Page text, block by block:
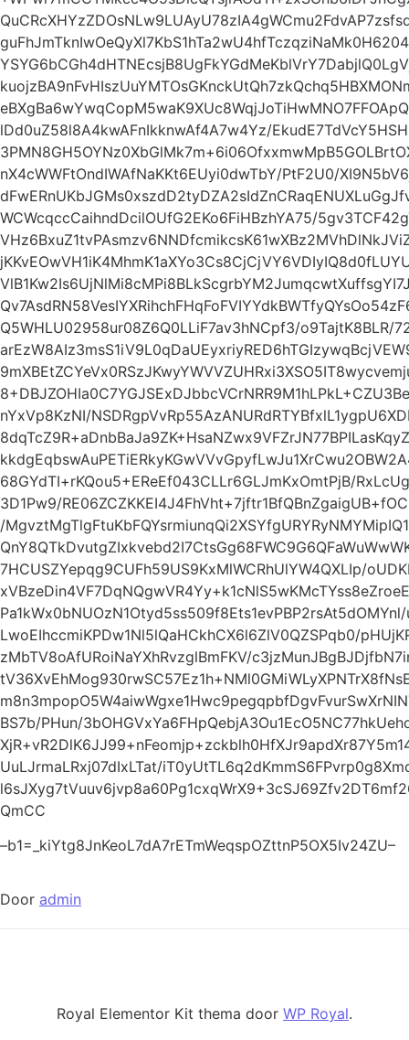
lDd0uZ58l8A4kwAFnIkknwAf4A7w4Yz/
nX4cWWFtOndIWAfNaKKt6EUyi0dwTbY/PtF2U0/
WCWcqccCaihndDcilOUfG2EKo6FiHBzhYA75/
Q5WHLU02958ur08Z6Q0LLiF7av3hNCpf3/o9TajtK8BLR/
nYxVp8KzNI/
68GYdTI+rKQou5+EReEf043CLLr6GLJmKxOmtPjB/
3D1Pw9/
/
7HCUSZYepqg9CUFh59US9KxMlWCRhUlYW4QXLIp/
LwoEIhccmiKPDw1Nl5lQaHCkhCX6l6ZlV0QZSPqb0/
zMbTV8oAfURoiNaYXhRvzglBmFKV/
BS7b/PHun/
UuLJrmaLRxj07dIxLTat/
QmCC
–b1=_kiYtg8JnKeoL7dA7rETmWeqspOZttnP5OX5Iv24ZU–
Door admin
Royal Elementor Kit thema door WP Royal.